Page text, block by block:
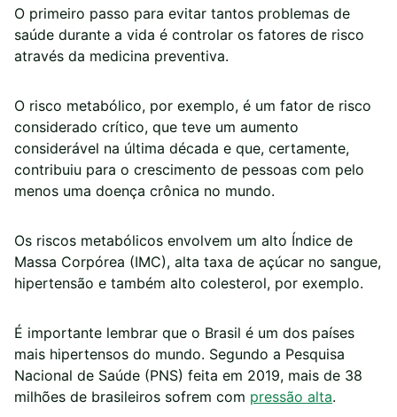
O primeiro passo para evitar tantos problemas de
saúde durante a vida é controlar os fatores de risco
através da medicina preventiva.
O risco metabólico, por exemplo, é um fator de risco
considerado crítico, que teve um aumento
considerável na última década e que, certamente,
contribuiu para o crescimento de pessoas com pelo
menos uma doença crônica no mundo.
Os riscos metabólicos envolvem um alto Índice de
Massa Corpórea (IMC), alta taxa de açúcar no sangue,
hipertensão e também alto colesterol, por exemplo.
É importante lembrar que o Brasil é um dos países
mais hipertensos do mundo. Segundo a Pesquisa
Nacional de Saúde (PNS) feita em 2019, mais de 38
milhões de brasileiros sofrem com pressão alta.